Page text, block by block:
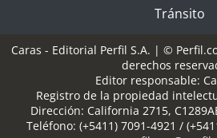
Tránsito
Caras - Editorial Perfil S.A. | ©
derechos
Editor responsable:
Registro de la propiedad
Dirección: California 2715,
Teléfono: (+5411) 7091-4921 /